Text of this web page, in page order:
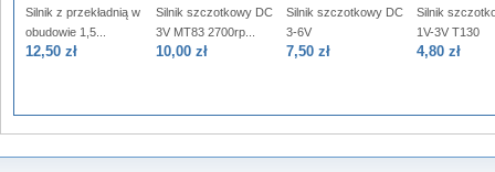
Silnik z przekładnią w
obudowie 1,5...
12,50 zł
Silnik szczotkowy DC
3V MT83 2700rp...
10,00 zł
Silnik szczotkowy DC
3-6V
7,50 zł
Silnik
1V-3V T130
4,80 zł